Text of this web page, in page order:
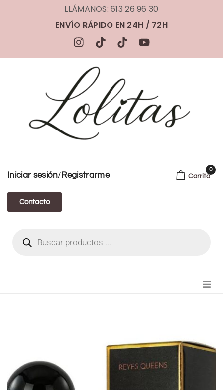
LLÁMANOS: 613 26 96 30
ENVÍO RÁPIDO EN 24H / 72H
Iniciar sesión/ Registrarme
Contacto
Carrito
0
MODA CHICA